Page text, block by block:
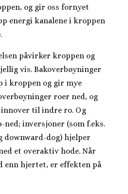
og gir oss fornyet
energi kanalene i kroppen
påvirker kroppen og
vis. Bakoverbøyninger
i kroppen og gir mye
roer ned, og
til indre ro. Og
ned; inversjoner (som f.eks.
downward-dog) hjelper
et overaktiv hode. Når
enn hjertet, er effekten på